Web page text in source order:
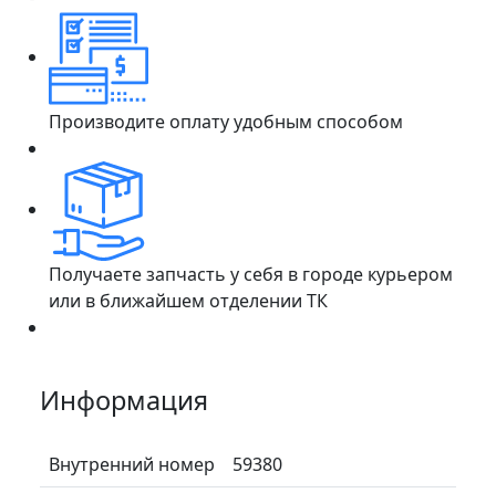
Производите оплату удобным способом
Получаете запчасть у себя в городе курьером
или в ближайшем отделении ТК
Информация
Внутренний номер 59380